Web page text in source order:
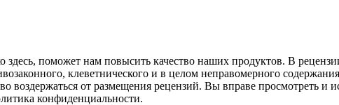
здесь, поможет нам повысить качество наших продуктов. В
клеветнического и в целом неправомерного
воздержаться от размещения рецензий. Вы вправе просмотреть и
конфиденциальности.